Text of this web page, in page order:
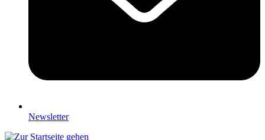
Newsletter